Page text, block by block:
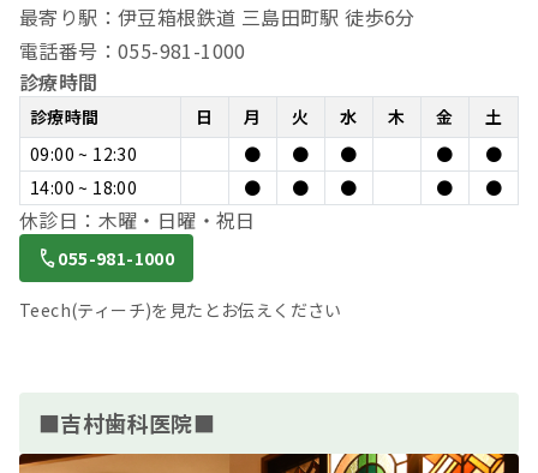
最寄り駅：伊豆箱根鉄道 三島田町駅 徒歩6分
電話番号：055-981-1000
診療時間
診療時間 日 月 火 水 木 金
土
09:00 ~ 12:30
● ● ● ●
●
14:00 ~ 18:00
● ● ● ● ●
休診日：木曜・日曜・祝日
055-981-1000
Teech(ティーチ)を見たとお伝えください
■吉村歯科医院■